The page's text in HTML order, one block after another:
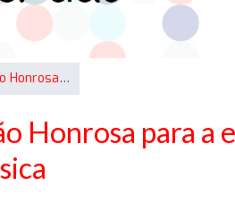
Medalha de Bronze e Menção Honrosa para a equipa Portuguesa na Olimpíada Europeia de Física
Honrosa para a